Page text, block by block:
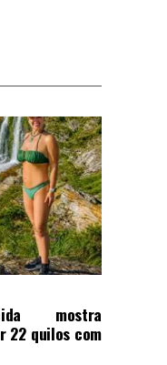
mostra
22 quilos com